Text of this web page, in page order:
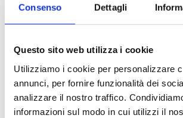
Consenso Dettagli
Questo sito web utilizza i cookie
Utilizziamo i cookie per personalizzare
annunci, per fornire funzionalità dei
analizzare il nostro traffico.
informazioni sul modo in cui utilizzi il
Description
Documentation